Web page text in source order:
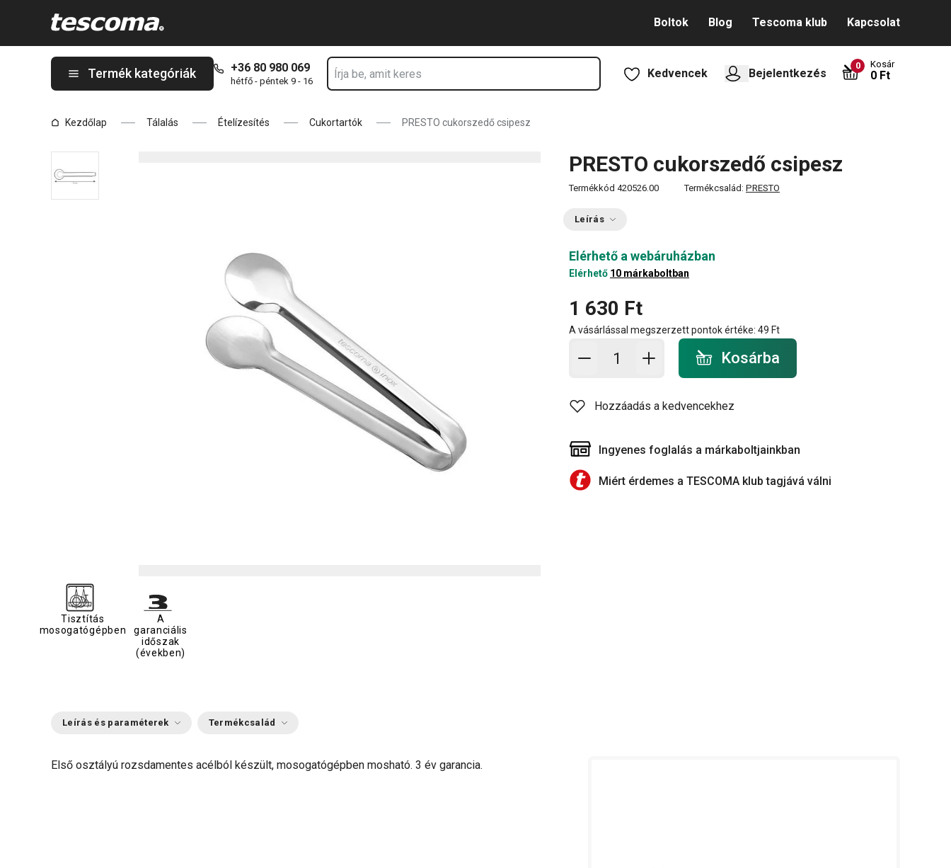
Boltok Blog Tescoma klub Kapcsolat
Termék kategóriák +36 80 980 069
hétfő - péntek 9 - 16
Kedvencek Bejelentkezés
0 Kosár
0 Ft
Kezdőlap Tálalás Ételízesítés Cukortartók PRESTO cukorszedő csipesz
PRESTO cukorszedő csipesz
Termékkód 420526.00 Termékcsalád: PRESTO
Leírás
Elérhető a webáruházban
Elérhető 10 márkaboltban
1 630 Ft
A vásárlással megszerzett pontok értéke: 49 Ft
Kosárba - mennyiség
Kosárba
Hozzáadás a kedvencekhez
Ingyenes foglalás a márkaboltjainkban
Miért érdemes a TESCOMA klub tagjává válni
Tisztítás
mosogatógépben
A
garanciális
időszak
(években)
Leírás és paraméterek Termékcsalád
Első osztályú rozsdamentes acélból készült, mosogatógépben mosható. 3 év garancia.